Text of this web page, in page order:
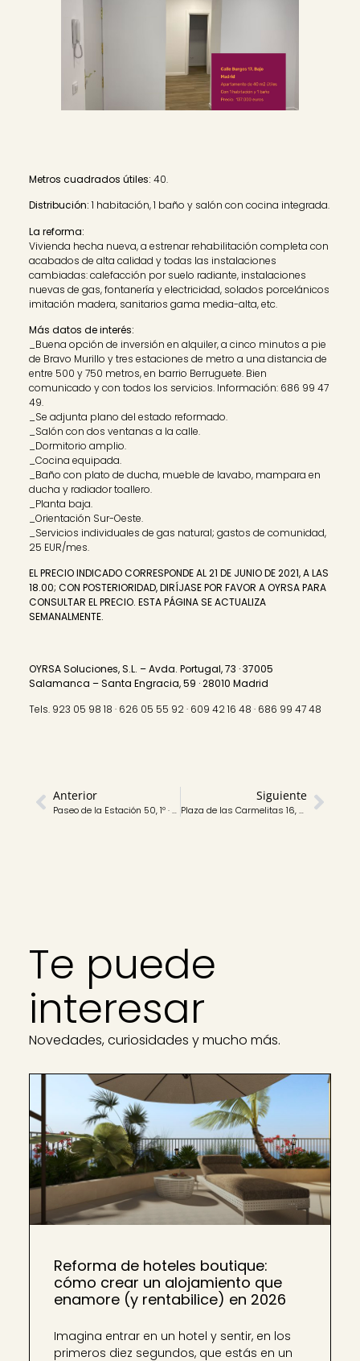
Metros cuadrados útiles: 40.
Distribución: 1 habitación, 1 baño y salón con cocina integrada.
La reforma:
Vivienda hecha nueva, a estrenar rehabilitación completa con
acabados de alta calidad y todas las instalaciones
cambiadas: calefacción por suelo radiante, instalaciones
nuevas de gas, fontanería y electricidad, solados porcelánicos
imitación madera, sanitarios gama media-alta, etc.
Más datos de interés:
_Buena opción de inversión en alquiler, a cinco minutos a pie
de Bravo Murillo y tres estaciones de metro a una distancia de
entre 500 y 750 metros, en barrio Berruguete. Bien
comunicado y con todos los servicios. Información: 686 99 47
49.
_Se adjunta plano del estado reformado.
_Salón con dos ventanas a la calle.
_Dormitorio amplio.
_Cocina equipada.
_Baño con plato de ducha, mueble de lavabo, mampara en
ducha y radiador toallero.
_Planta baja.
_Orientación Sur-Oeste.
_Servicios individuales de gas natural; gastos de comunidad,
25 EUR/mes.
EL PRECIO INDICADO CORRESPONDE AL 21 DE JUNIO DE 2021, A LAS
18.00; CON POSTERIORIDAD, DIRÍJASE POR FAVOR A OYRSA PARA
CONSULTAR EL PRECIO. ESTA PÁGINA SE ACTUALIZA
SEMANALMENTE.
OYRSA Soluciones, S.L. – Avda. Portugal, 73 · 37005
Salamanca – Santa Engracia, 59 · 28010 Madrid
Tels. 923 05 98 18 · 626 05 55 92 · 609 42 16 48 · 686 99 47 48
Anterior
Paseo de la Estación 50, 1º · Salamanca · Piso de 50 m2 útiles · Con 2 habitaciones y 1 baño · Precio: 123.000 euros
Siguiente
Plaza de las Carmelitas 16, 2º A · Salamanca · Piso de 90 m2 útiles · Con 3 habitaciones y 2 baños · Precio: 286.999 euros
Te puede
interesar
Novedades, curiosidades y mucho más.
Reforma de hoteles boutique:
cómo crear un alojamiento que
enamore (y rentabilice) en 2026
Imagina entrar en un hotel y sentir, en los
primeros diez segundos, que estás en un